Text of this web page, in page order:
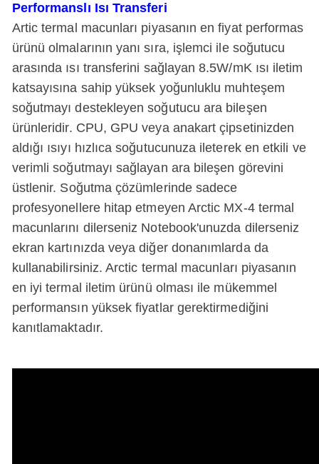
Performanslı Isı Transferi
Artic termal macunları piyasanın en fiyat performas
ürünü olmalarının yanı sıra, işlemci ile soğutucu
arasında ısı transferini sağlayan 8.5W/mK ısı iletim
katsayısına sahip yüksek yoğunluklu muhteşem
soğutmayı destekleyen soğutucu ara bileşen
ürünleridir. CPU, GPU veya anakart çipsetinizden
aldığı ısıyı hızlıca soğutucunuza ileterek en etkili ve
verimli soğutmayı sağlayan ara bileşen görevini
üstlenir. Soğutma çözümlerinde sadece
profesyonellere hitap etmeyen Arctic MX-4 termal
macunlarını dilerseniz Notebook'unuzda dilerseniz
ekran kartınızda veya diğer donanımlarda da
kullanabilirsiniz. Arctic termal macunları piyasanın
en iyi termal iletim ürünü olması ile mükemmel
performansın yüksek fiyatlar gerektirmediğini
kanıtlamaktadır.